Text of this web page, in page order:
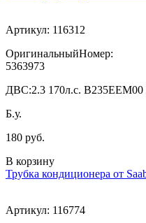
Артикул: 116312
ОригинальныйНомер:
5363973
ДВС:2.3 170л.с.
Б.у.
180 руб.
В корзину
Трубка кондиционера от
Артикул: 116774